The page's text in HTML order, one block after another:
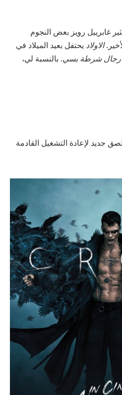
غابرييل رويز بعض النجوم
الاولاد يحتفل بعيد الميلاد في
رجال شرطة بسي. بالنسبة لي،
جديد لإعادة التشغيل القادمة